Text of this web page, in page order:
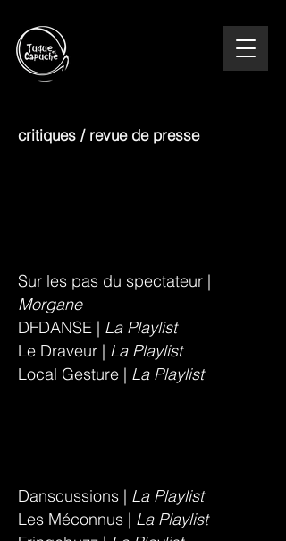
critiques / revue de presse
Sur les pas du spectateur |
Morgane
DFDANSE | La Playlist
Le Draveur | La Playlist
Local Gesture | La Playlist
Danscussions | La Playlist
Les Méconnus | La Playlist